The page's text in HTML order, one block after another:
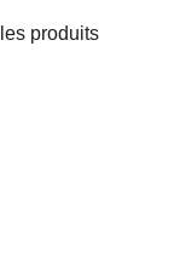
produits